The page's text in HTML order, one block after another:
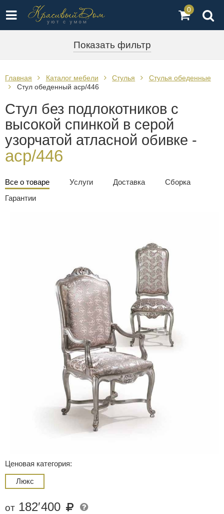
0
Показать фильтр
Главная Каталог мебели Стулья
Стулья обеденные
Стул обеденный acp/446
Стул без подлокотников с
высокой спинкой в серой
узорчатой атласной обивке -
acp/446
Все о товаре Услуги Доставка
Сборка
Гарантии
Ценовая категория:
Люкс
от 182′400